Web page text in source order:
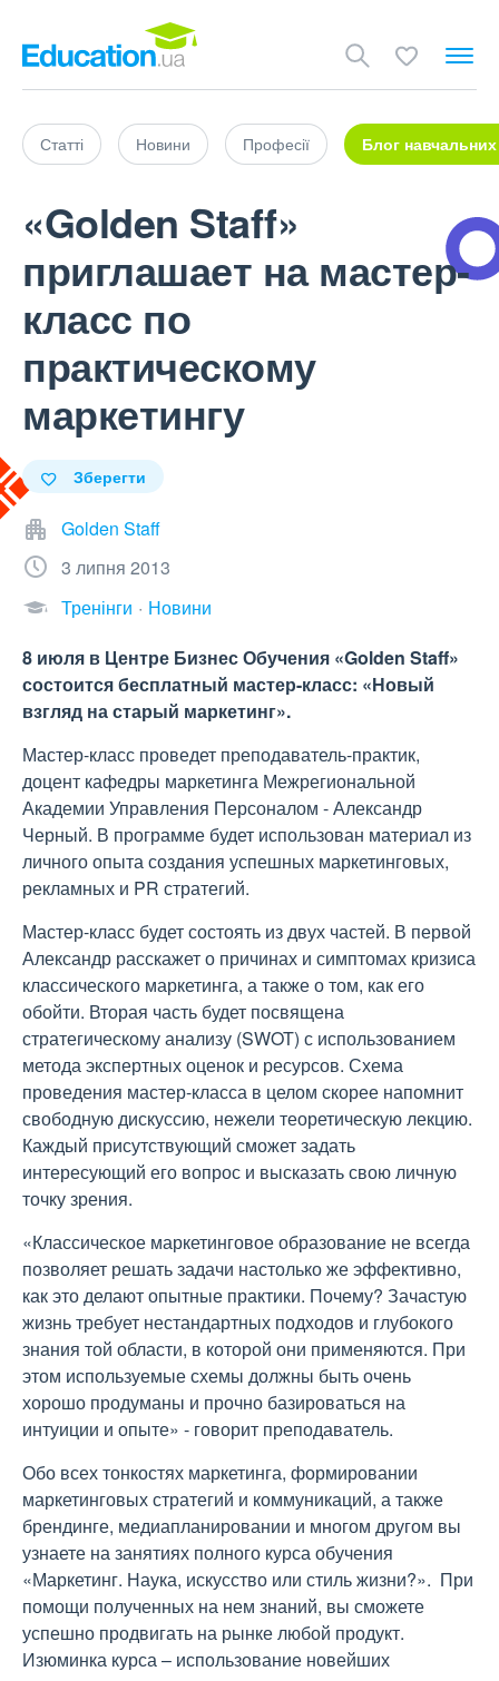
Статті Новини Професії Блог навчальних
«Golden Staff»
приглашает на мастер-
класс по
практическому
маркетингу
Зберегти
Golden Staff
3 липня 2013
Тренінги
Новини
8 июля в Центре Бизнес Обучения «Golden Staff»
состоится бесплатный мастер-класс: «Новый
взгляд на старый маркетинг».
Мастер-класс проведет преподаватель-практик,
доцент кафедры маркетинга Межрегиональной
Академии Управления Персоналом - Александр
Черный. В программе будет использован материал из
личного опыта создания успешных маркетинговых,
рекламных и PR стратегий.
Мастер-класс будет состоять из двух частей. В первой
Александр расскажет о причинах и симптомах кризиса
классического маркетинга, а также о том, как его
обойти. Вторая часть будет посвящена
стратегическому анализу (SWOT) с использованием
метода экспертных оценок и ресурсов. Схема
проведения мастер-класса в целом скорее напомнит
свободную дискуссию, нежели теоретическую лекцию.
Каждый присутствующий сможет задать
интересующий его вопрос и высказать свою личную
точку зрения.
«Классическое маркетинговое образование не всегда
позволяет решать задачи настолько же эффективно,
как это делают опытные практики. Почему? Зачастую
жизнь требует нестандартных подходов и глубокого
знания той области, в которой они применяются. При
этом используемые схемы должны быть очень
хорошо продуманы и прочно базироваться на
интуиции и опыте» - говорит преподаватель.
Обо всех тонкостях маркетинга, формировании
маркетинговых стратегий и коммуникаций, а также
брендинге, медиапланировании и многом другом вы
узнаете на занятиях полного курса обучения
«Маркетинг. Наука, искусство или стиль жизни?». При
помощи полученных на нем знаний, вы сможете
успешно продвигать на рынке любой продукт.
Изюминка курса – использование новейших